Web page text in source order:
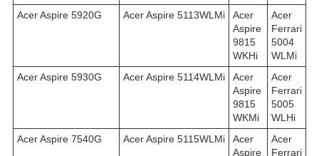
Acer Aspire 5920G
Acer Aspire 5113WLMi
Acer
Aspire
9815
WKHi
Acer
Ferrari
5004
WLMi
Acer Aspire 5930G
Acer Aspire 5114WLMi
Acer
Aspire
9815
WKMi
Acer
Ferrari
5005
WLHi
Acer Aspire 7540G
Acer Aspire 5115WLMi
Acer
Aspire
Acer
Ferrari